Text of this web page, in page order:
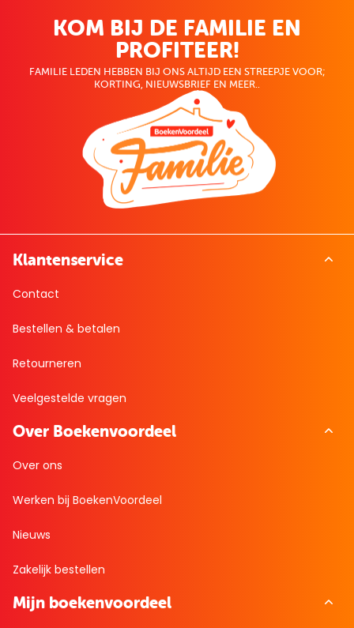
KOM BIJ DE FAMILIE EN
PROFITEER!
FAMILIE LEDEN HEBBEN BIJ ONS ALTIJD EEN STREEPJE VOOR;
KORTING, NIEUWSBRIEF EN MEER..
Klantenservice
Contact
Bestellen & betalen
Retourneren
Veelgestelde vragen
Over Boekenvoordeel
Over ons
Werken bij BoekenVoordeel
Nieuws
Zakelijk bestellen
Mijn boekenvoordeel